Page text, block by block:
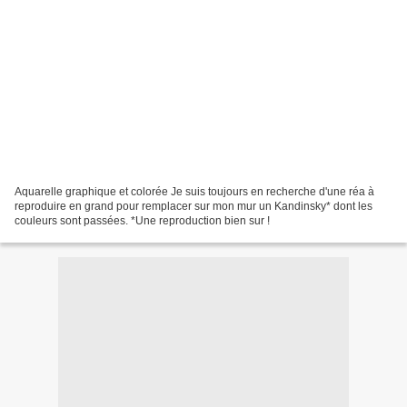
Aquarelle graphique et colorée Je suis toujours en recherche d'une réa à
reproduire en grand pour remplacer sur mon mur un Kandinsky* dont les
couleurs sont passées. *Une reproduction bien sur !